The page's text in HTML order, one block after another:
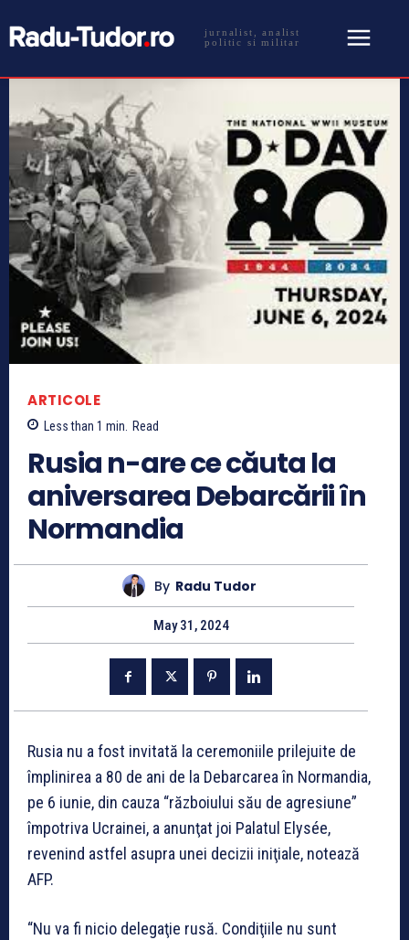
jurnalist, analist
politic si militar
ARTICOLE
Less than 1 min. Read
Rusia n-are ce căuta la
aniversarea Debarcării în
Normandia
By Radu Tudor
May 31, 2024
Rusia nu a fost invitată la ceremoniile prilejuite de
împlinirea a 80 de ani de la Debarcarea în Normandia,
pe 6 iunie, din cauza “războiului său de agresiune”
împotriva Ucrainei, a anunţat joi Palatul Elysée,
revenind astfel asupra unei decizii iniţiale, notează
AFP.
“Nu va fi nicio delegaţie rusă. Condiţiile nu sunt